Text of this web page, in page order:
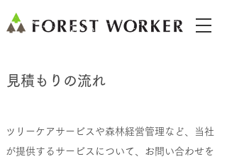
見積もりの流れ
ツリーケアサービスや森林経営管理など、当社
が提供するサービスについて、お問い合わせを